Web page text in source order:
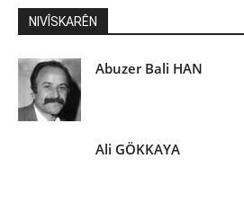
NIVÎSKARÊN
Abuzer Bali HAN
Ali GÖKKAYA